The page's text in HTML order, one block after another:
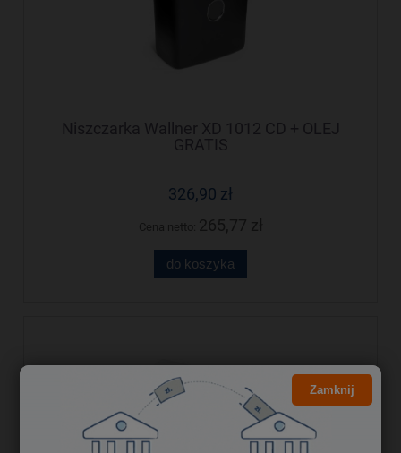
Niszczarka Wallner XD 1012 CD + OLEJ
GRATIS
326,90 zł
do koszyka
Zamknij